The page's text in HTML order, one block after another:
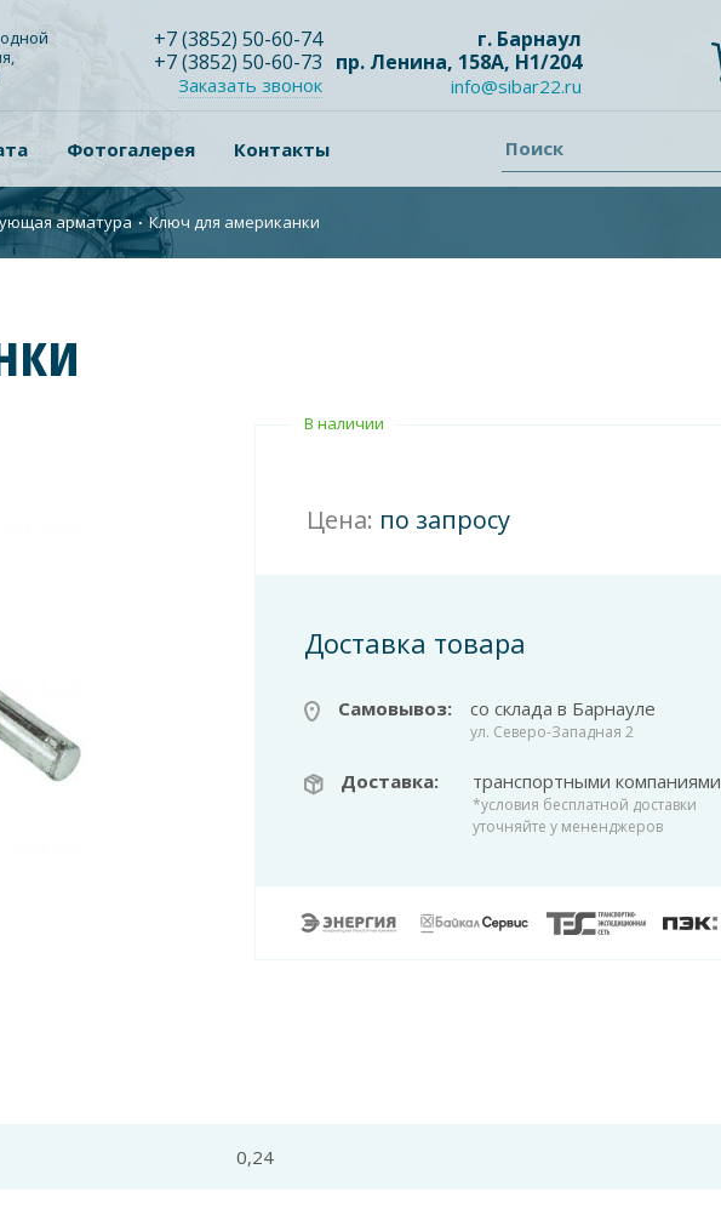
+7(3852) 50-60-74
+7(3852) 50-60-73
Заказать звонок
г. Барнаул
пр. Ленина, 158А, Н1/204
info@sibar22.ru
Фотогалерея Контакты Поиск
арматура ∙Ключ для американки
В наличии
Цена: по запросу
Доставка товара
Самовывоз: со склада в Барнауле
ул. Северо-Западная 2
Доставка: транспортными компаниями
*условия бесплатной доставки
уточняйте у мененджеров
0,24